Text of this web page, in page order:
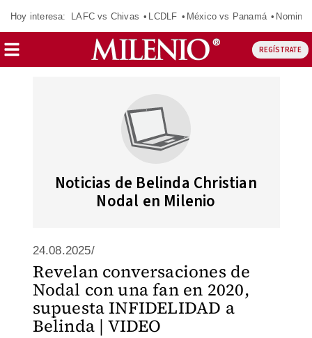
Hoy interesa: LAFC vs Chivas LCDLF México vs Panamá
REGÍSTRATE
Noticias de Belinda Christian
Nodal en Milenio
24.08.2025/
Revelan conversaciones de
Nodal con una fan en 2020,
supuesta INFIDELIDAD a
Belinda | VIDEO